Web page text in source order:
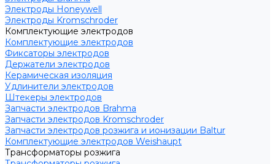
Электроды Honeywell
Электроды Kromschroder
Комплектующие электродов
Комплектующие электродов
Фиксаторы электродов
Держатели электродов
Керамическая изоляция
Удлинители электродов
Штекеры электродов
Запчасти электродов Brahma
Запчасти электродов Kromschroder
Запчасти электродов розжига и ионизации Baltur
Комплектующие электродов Weishaupt
Трансформаторы розжига